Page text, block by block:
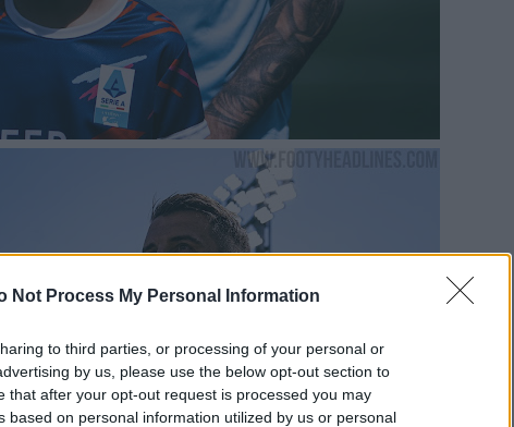
Not Process My Personal Information
to third parties, or processing of your personal or
by us, please use the below opt-out section to
that after your opt-out request is processed you may
based on personal information utilized by us or personal